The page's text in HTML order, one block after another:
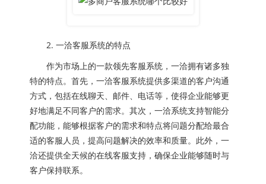
2. 一洽客服系统的特点
作为市场上的一款领先客服系统，一洽拥有诸多独
特的特点。首先，一洽客服系统提供多渠道的客户沟通
方式，包括在线聊天、邮件、电话等，使得企业能够更
好地满足不同客户的需求。其次，一洽系统支持智能分
配功能，能够根据客户的需求和特点将问题分配给最合
适的客服人员，提高问题解决的效率和质量。此外，一
洽还提供全天候的在线客服支持，确保企业能够随时与
客户保持联系。